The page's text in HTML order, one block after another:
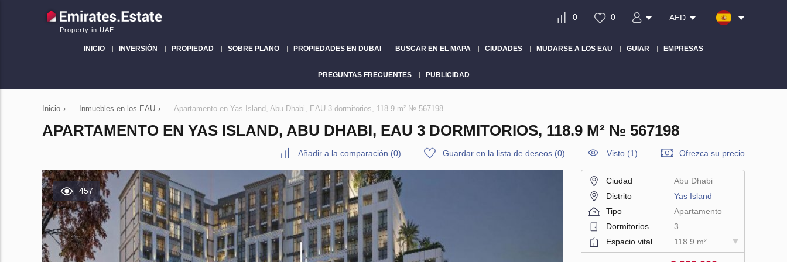
Property in UAE
0 0 AED
INICIO INVERSIÓN PROPIEDAD SOBRE PLANO PROPIEDADES EN DUBAI BUSCAR EN EL MAPA CIUDADES MUDARSE A LOS EAU GUIAR EMPRESAS
PREGUNTAS FRECUENTES PUBLICIDAD
Inicio › Inmuebles en los EAU › Apartamento en Yas Island, Abu Dhabi, EAU 3 dormitorios, 118.9 m² № 567198
APARTAMENTO EN YAS ISLAND, ABU DHABI, EAU 3 DORMITORIOS, 118.9 M² № 567198
Añadir a la comparación (0) Guardar en la lista de deseos (0) Visto (1) Ofrezca su precio
457
Ciudad
Abu Dhabi
Distrito
Yas Island
Tipo
Apartamento
Dormitorios
3
Espacio vital
118.9 m²